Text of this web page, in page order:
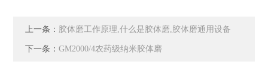
上一条： 胶体磨工作原理,什么是胶体磨,胶体磨通用设备
下一条：GM2000/4农药级纳米胶体磨